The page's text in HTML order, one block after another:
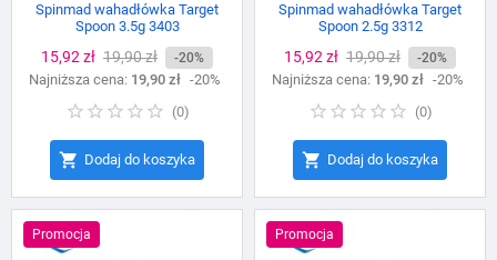
Spinmad wahadłówka Target
Spoon 3.5g 3403
Cena
15,92 zł Cena
podstawowa
19,90 zł -20%
Najniższa cena: 19,90 zł -20%
(0)
 Dodaj do koszyka
Spinmad wahadłówka Target
Spoon 2.5g 3312
Cena
15,92 zł Cena
podstawowa
19,90 zł -20%
Najniższa cena: 19,90 zł -20%
(0)
 Dodaj do koszyka
Promocja Promocja